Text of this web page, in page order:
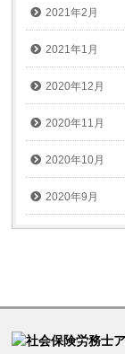
2021年2月
2021年1月
2020年12月
2020年11月
2020年10月
2020年9月